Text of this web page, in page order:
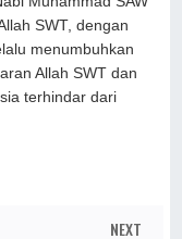
SWT, dengan
menumbuhkan
Allah SWT dan
terhindar dari
NEXT